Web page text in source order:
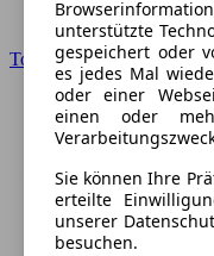
Toyota
unterstützte
gespeichert oder
es jedes Mal
oder einer
einen oder
Sie können Ihre
erteilte
unserer
besuchen.